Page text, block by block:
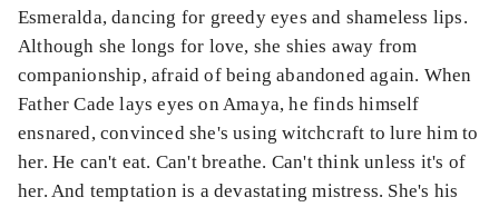
Esmeralda, dancing for greedy eyes and shameless lips.
Although she longs for love, she shies away from
companionship, afraid of being abandoned again. When
Father Cade lays eyes on Amaya, he finds himself
ensnared, convinced she's using witchcraft to lure him to
her. He can't eat. Can't breathe. Can't think unless it's of
her. And temptation is a devastating mistress. She's his